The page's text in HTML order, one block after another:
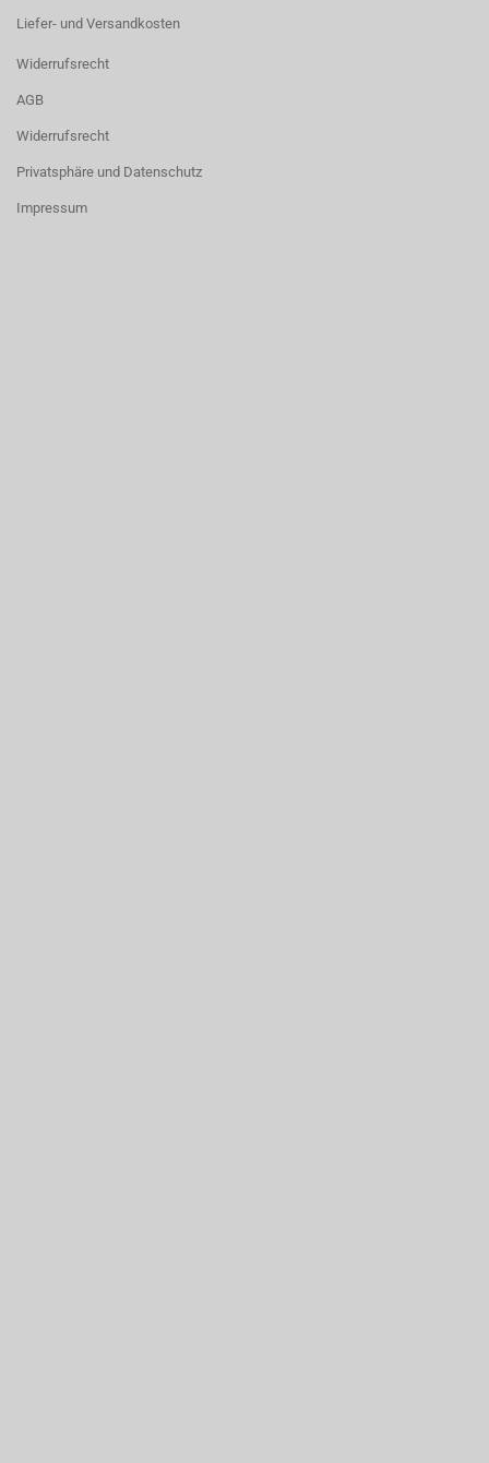
Liefer- und Versandkosten
Widerrufsrecht
AGB
Widerrufsrecht
Privatsphäre und Datenschutz
Impressum